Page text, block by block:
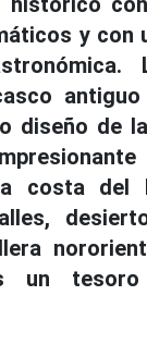
y con
diseño de
costa del
un